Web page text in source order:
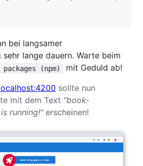
bei langsamer
lange dauern. Warte beim
(npm)
mit Geduld ab!
sollte nun
mit dem Text "book-
running!"erscheinen!